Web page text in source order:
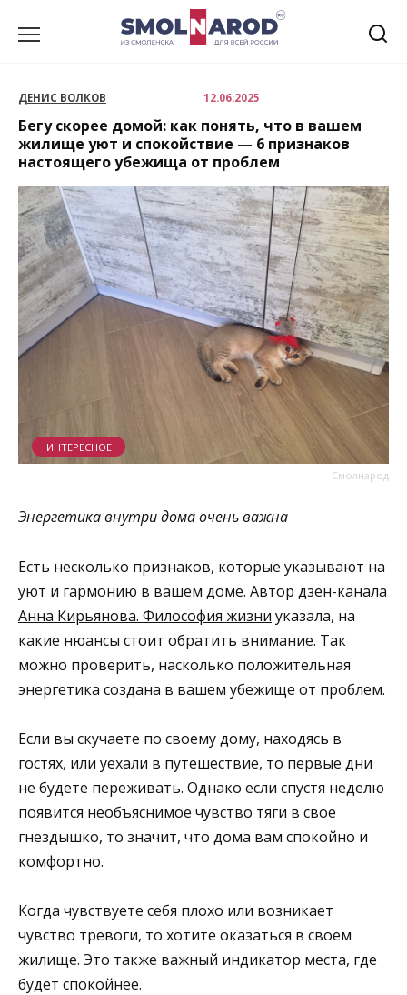
ДЕНИС ВОЛКОВ 12.06.2025
Бегу скорее домой: как понять, что в вашем
жилище уют и спокойствие — 6 признаков
настоящего убежища от проблем
Смолнарод
ИНТЕРЕСНОЕ
Энергетика внутри дома очень важна
Есть несколько признаков, которые указывают на
уют и гармонию в вашем доме. Автор дзен-канала
Анна Кирьянова. Философия жизни указала, на
какие нюансы стоит обратить внимание. Так
можно проверить, насколько положительная
энергетика создана в вашем убежище от проблем.
Если вы скучаете по своему дому, находясь в
гостях, или уехали в путешествие, то первые дни
не будете переживать. Однако если спустя неделю
появится необъяснимое чувство тяги в свое
гнездышко, то значит, что дома вам спокойно и
комфортно.
Когда чувствуете себя плохо или возникает
чувство тревоги, то хотите оказаться в своем
жилище. Это также важный индикатор места, где
будет спокойнее.